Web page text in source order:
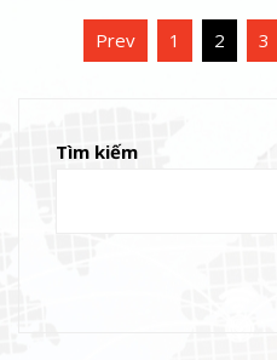
viết
Prev 1 2 3
Tìm kiếm